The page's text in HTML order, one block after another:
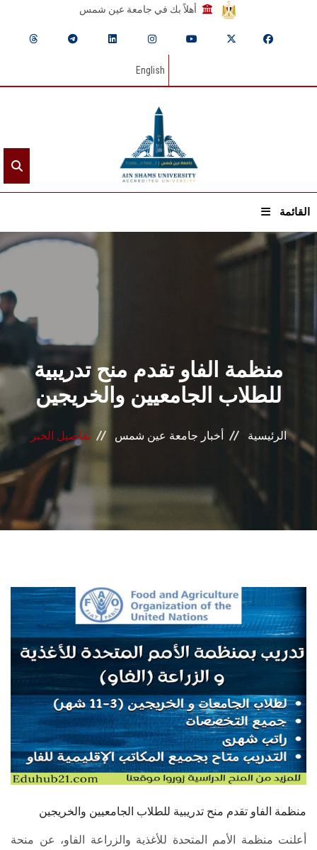
أهلاً بك في جامعة عين شمس
English
القائمة
الرئيسيـة
عن الجامعة
القطاعـات
الشئون الأكاديمية
البحث العلمي
الرعاية الصحية
المراكز والوحدات
الأنظمة الذكية
تواصل معنا
الطلاب
هيئة التدريس
الدراسات العليا
الخريجين
الزائـرون
منظمة الفاو تقدم منح تدريبية
للطلاب الجامعيين والخريجين
الرئيسية أخبار جامعة عين شمس تفاصيل الخبر
منظمة الفاو تقدم منح تدريبية للطلاب الجامعيين والخريجين
أعلنت منظمة الأمم المتحدة للأغذية والزراعة الفاو، عن منحة